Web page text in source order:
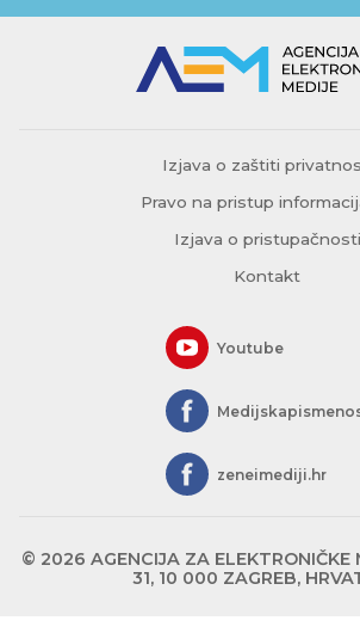
Izjava o zaštiti
Pravo na pristup
Izjava o pristupačnosti
Kontakt
Youtube
zeneimediji.hr
© 2026 AGENCIJA ZA ELEKTRONIČKE
31, 10 000 ZAGREB,